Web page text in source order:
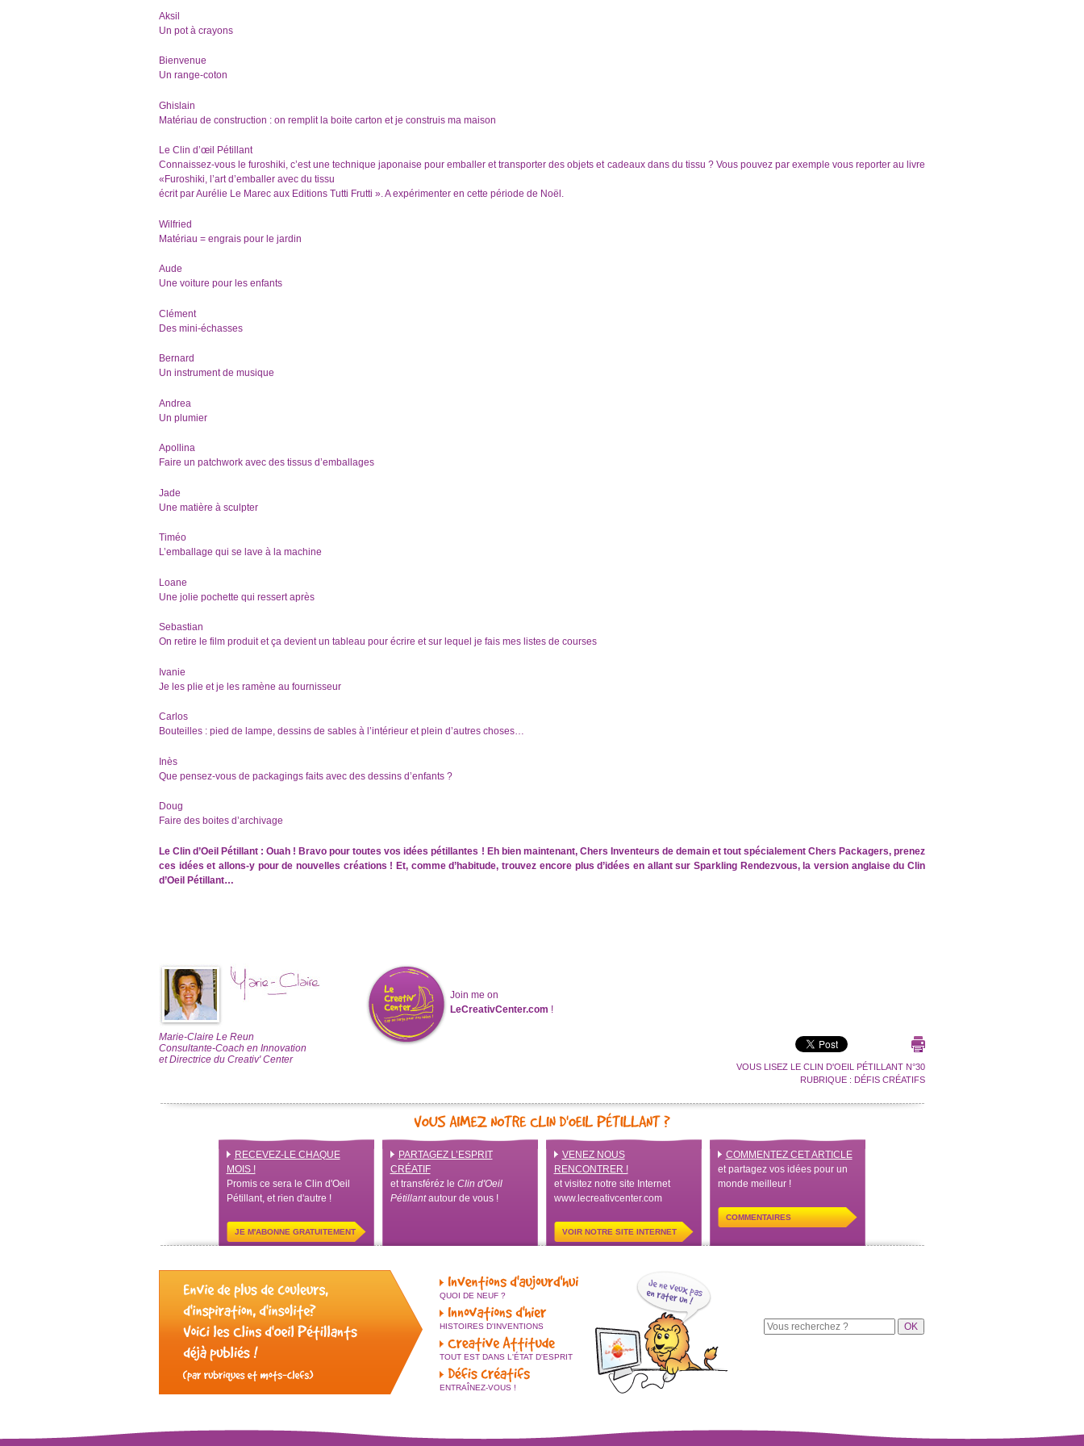
Aksil
Un pot à crayons
Bienvenue
Un range-coton
Ghislain
Matériau de construction : on remplit la boite carton et je construis ma maison
Le Clin d’œil Pétillant
Connaissez-vous le furoshiki, c’est une technique japonaise pour emballer et transporter des objets et cadeaux dans du tissu ? Vous pouvez par exemple vous reporter au livre
«Furoshiki, l’art d’emballer avec du tissu
écrit par Aurélie Le Marec aux Editions Tutti Frutti ». A expérimenter en cette période de Noël.
Wilfried
Matériau = engrais pour le jardin
Aude
Une voiture pour les enfants
Clément
Des mini-échasses
Bernard
Un instrument de musique
Andrea
Un plumier
Apollina
Faire un patchwork avec des tissus d’emballages
Jade
Une matière à sculpter
Timéo
L’emballage qui se lave à la machine
Loane
Une jolie pochette qui ressert après
Sebastian
On retire le film produit et ça devient un tableau pour écrire et sur lequel je fais mes listes de courses
Ivanie
Je les plie et je les ramène au fournisseur
Carlos
Bouteilles : pied de lampe, dessins de sables à l’intérieur et plein d’autres choses…
Inès
Que pensez-vous de packagings faits avec des dessins d’enfants ?
Doug
Faire des boites d’archivage
Le Clin d’Oeil Pétillant : Ouah ! Bravo pour toutes vos idées pétillantes ! Eh bien maintenant, Chers Inventeurs de demain et tout spécialement Chers Packagers, prenez
ces idées et allons-y pour de nouvelles créations !Et, comme d’habitude, trouvez encore plus d’idées en allant sur Sparkling Rendezvous, la version anglaise du Clin
d’Oeil Pétillant…
Marie-Claire Le Reun
Consultante-Coach en Innovation
et Directrice du Creativ' Center
Join me on
LeCreativCenter.com !
VOUS LISEZ LE CLIN D'OEIL PÉTILLANT N°30
RUBRIQUE : DÉFIS CRÉATIFS
RECEVEZ-LE CHAQUE
MOIS !
Promis ce sera le Clin d'Oeil
Pétillant, et rien d'autre !
JE M'ABONNE GRATUITEMENT
PARTAGEZ L’ESPRIT
CRÉATIF
et transféréz le Clin d'Oeil
Pétillantautour de vous !
VENEZ NOUS
RENCONTRER !
et visitez notre site Internet
www.lecreativcenter.com
VOIR NOTRE SITE INTERNET
COMMENTEZ CET ARTICLE
et partagez vos idées pour un
monde meilleur !
COMMENTAIRES
QUOI DE NEUF ?
HISTOIRES D'INVENTIONS
TOUT EST DANS L'ÉTAT D'ESPRIT
ENTRAÎNEZ-VOUS !